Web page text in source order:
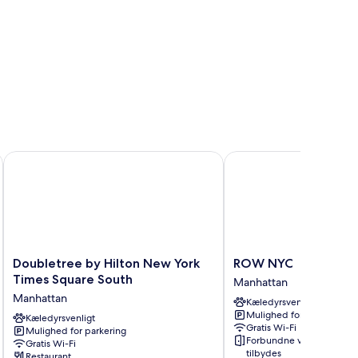
Doubletree
by
New
York
Times
Square
Doubletree by Hilton New York
Times Square South
Manhattan
Kæledyrsvenligt
Mulighed for parkering
Gratis Wi-Fi
Doubletree by Hilton New York Times Square South
ROW
NYC
Manhattan
ROW NYC
Manhattan
Kæledyrsvenligt
Mulighed for parkering
Gratis Wi-Fi
Forbundne værelser
tilbydes
ROW NYC